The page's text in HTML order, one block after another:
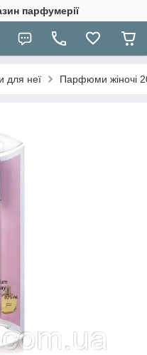
парфумерії
для неї Парфюми жіночі